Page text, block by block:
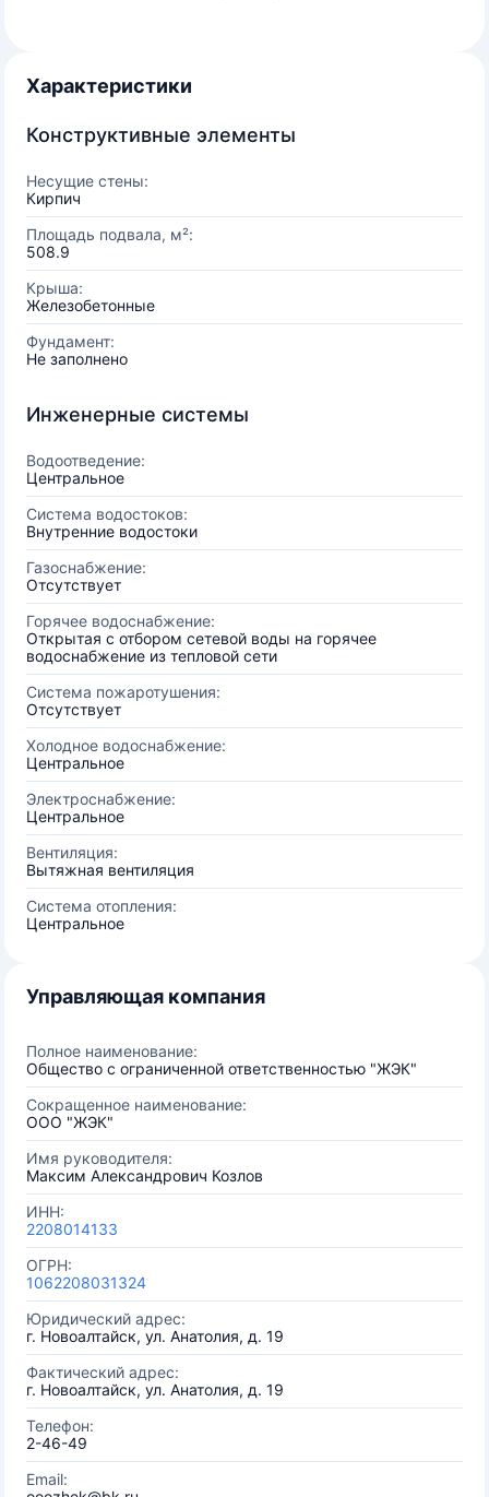
Характеристики
Конструктивные элементы
Несущие стены:
Кирпич
Площадь подвала, м²:
508.9
Крыша:
Железобетонные
Фундамент:
Не заполнено
Инженерные системы
Водоотведение:
Центральное
Система водостоков:
Внутренние водостоки
Газоснабжение:
Отсутствует
Горячее водоснабжение:
Открытая с отбором сетевой воды на горячее
водоснабжение из тепловой сети
Система пожаротушения:
Отсутствует
Холодное водоснабжение:
Центральное
Электроснабжение:
Центральное
Вентиляция:
Вытяжная вентиляция
Система отопления:
Центральное
Управляющая компания
Полное наименование:
Общество с ограниченной ответственностью "ЖЭК"
Сокращенное наименование:
ООО "ЖЭК"
Имя руководителя:
Максим Александрович Козлов
ИНН:
2208014133
ОГРН:
1062208031324
Юридический адрес:
г. Новоалтайск, ул. Анатолия, д. 19
Фактический адрес:
г. Новоалтайск, ул. Анатолия, д. 19
Телефон:
2-46-49
Email: